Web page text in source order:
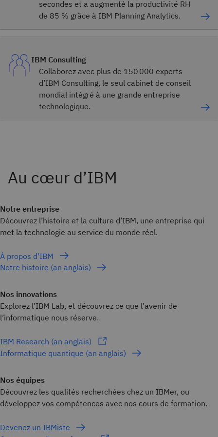
secondes et a augmenté la productivité RH
de 85 % grâce à IBM Planning Analytics.
IBM Consulting
Collaborez avec plus de 150 000 experts
d’IBM Consulting, le seul cabinet de conseil
mondial intégré à une grande entreprise
technologique.
Notre entreprise
Découvrez l’histoire et la culture d’IBM, une entreprise qui
met la technologie au service du monde réel.
À propos d'IBM
Notre histoire (an anglais)
Nos innovations
Explorez l’IBM Lab, et découvrez ce que l’avenir de
l’informatique nous réserve.
IBM Research (an anglais)
Informatique quantique (an anglais)
Nos équipes
Découvrez les qualités recherchées chez un IBMer, ou
développez vos compétences avec nos cours de formation.
Devenez un IBMiste